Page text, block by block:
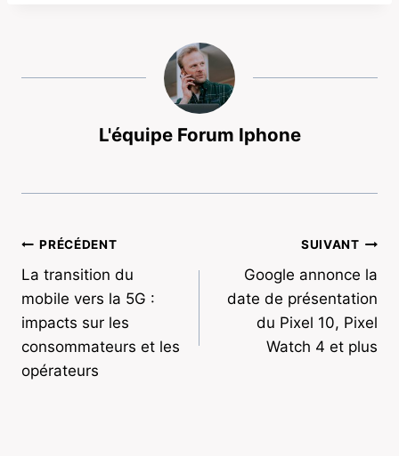
L'équipe Forum Iphone
Navigation
de
l’article
PRÉCÉDENT
La transition du
mobile vers la 5G :
impacts sur les
consommateurs et les
opérateurs
SUIVANT
Google annonce la
date de présentation
du Pixel 10, Pixel
Watch 4 et plus